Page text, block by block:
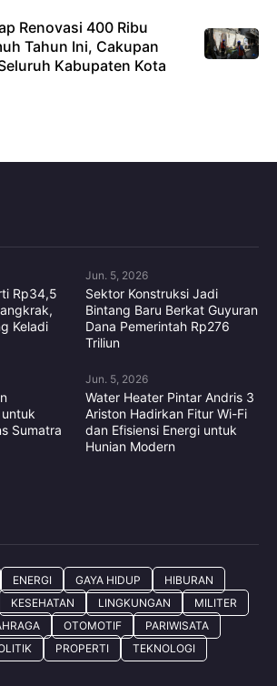
Renovasi 400 Ribu
Tahun Ini, Cakupan
Kabupaten Kota
Rp34,5
Keladi
Jun. 5, 2026
Sektor Konstruksi Jadi
Bintang Baru Berkat Guyuran
Dana Pemerintah Rp276
Triliun
Sumatra
Jun. 5, 2026
Water Heater Pintar Andris 3
Ariston Hadirkan Fitur Wi-Fi
dan Efisiensi Energi untuk
Hunian Modern
ENERGI GAYA HIDUP
HIBURAN
KESEHATAN LINGKUNGAN
MILITER
OTOMOTIF
PARIWISATA
PROPERTI
TEKNOLOGI